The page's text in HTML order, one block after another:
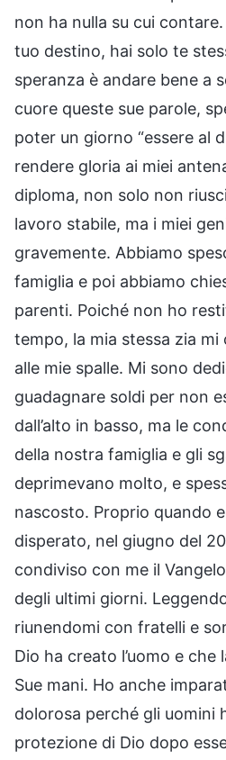
non ha nulla su cui
tuo destino, hai solo te
speranza è andare bene a
cuore queste sue parole,
poter un giorno “essere al
rendere gloria ai miei
diploma, non solo non
lavoro stabile, ma i miei
gravemente. Abbiamo
famiglia e poi abbiamo
parenti. Poiché non ho
tempo, la mia stessa zia mi
alle mie spalle. Mi sono
guadagnare soldi per non
dall’alto in basso, ma le
della nostra famiglia e gli
deprimevano molto, e
nascosto. Proprio quando
disperato, nel giugno del
condiviso con me il
degli ultimi giorni.
riunendomi con fratelli e
Dio ha creato l’uomo e
Sue mani. Ho anche
dolorosa perché gli uomini
protezione di Dio dopo